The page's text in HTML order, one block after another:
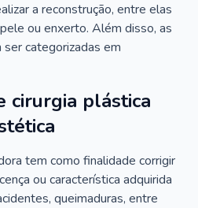
a reconstrução, entre elas
ou enxerto. Além disso, as
categorizadas em
cirurgia plástica
tem como finalidade corrigir
ou característica adquirida
queimaduras, entre